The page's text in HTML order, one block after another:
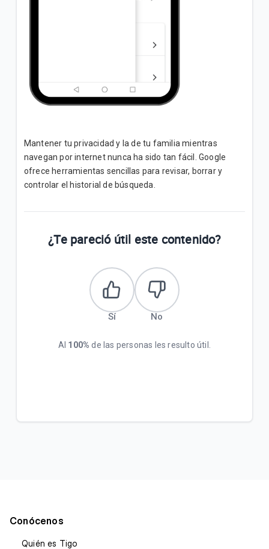
Mantener tu privacidad y la de tu familia mientras
navegan por internet nunca ha sido tan fácil. Google
ofrece herramientas sencillas para revisar, borrar y
controlar el historial de búsqueda.
¿Te pareció útil este contenido?
Sí No
Al 100% de las personas les resulto útil.
Conócenos
Quién es Tigo